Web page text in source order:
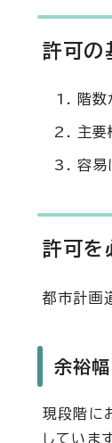
許可
階数
主要
容易
許可を
都市計画
余裕
現段階に
していま